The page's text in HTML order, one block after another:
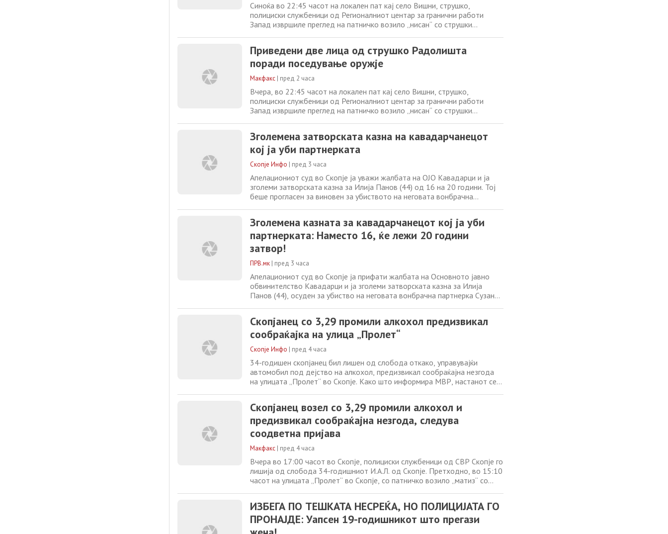
Синоќа во 22:45 часот на локален пат кај село Вишни, струшко,
полициски службеници од Регионалниот центар за гранични работи
Запад извршиле преглед на патничко возило „нисан“ со струшки
информираат дека во возилото биле
Приведени две лица од струшко Радолишта
поради поседување оружје
Макфакс | пред 2 часа
Вчера, во 22:45 часот на локален пат кај село Вишни, струшко,
полициски службеници од Регионалниот центар за гранични работи
Запад извршиле преглед на патничко возило „нисан“ со струшки
од село Радолишта, струшко. Притоа,
Зголемена затворската казна на кавадарчанецот
кој ја уби партнерката
Скопје Инфо | пред 3 часа
Апелациониот суд во Скопје ја уважи жалбата на ОЈО Кавадарци и ја
зголеми затворската казна за Илија Панов (44) од 16 на 20 години. Тој
беше прогласен за виновен за убиството на неговата вонбрачна
но Апелација одлучи
Зголемена казната за кавадарчанецот кој ја уби
партнерката: Наместо 16, ќе лежи 20 години
затвор!
ПРВ.мк | пред 3 часа
Апелациониот суд во Скопје ја прифати жалбата на Основното јавно
обвинителство Кавадарци и ја зголеми затворската казна за Илија
Панов (44), осуден за убиство на неговата вонбрачна партнерка Сузана
второстепениот суд одлучи таа да
Скопјанец со 3,29 промили алкохол предизвикал
сообраќајка на улица „Пролет“
Скопје Инфо | пред 4 часа
34-годишен скопјанец бил лишен од слобода откако, управувајќи
автомобил под дејство на алкохол, предизвикал сообраќајна незгода
на улицата „Пролет“ во Скопје. Како што информира МВР, настанот се
„хонда“, кој го управувал
Скопјанец возел со 3,29 промили алкохол и
предизвикал сообраќајна незгода, следува
соодветна пријава
Макфакс | пред 4 часа
Вчера во 17:00 часот во Скопје, полициски службеници од СВР Скопје го
лишија од слобода 34-годишниот И.А.Л. од Скопје. Претходно, во 15:10
часот на улицата „Пролет“ во Скопје, со патничко возило „матиз“ со
незгода со патничко возило „хонда“ со скопски регистарски ознаки,
управувано
ИЗБЕГА ПО ТЕШКАТА НЕСРЕЌА, НО ПОЛИЦИЈАТА ГО
ПРОНАЈДЕ: Уапсен 19-годишникот што прегази